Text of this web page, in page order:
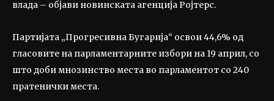
влада – објави новинската агенција Ројтерс.
Партијата „Прогресивна Бугарија“ освои 44,6% од
гласовите на парламентарните избори на 19 април, со
што доби мнозинство места во парламентот со 240
пратенички места.